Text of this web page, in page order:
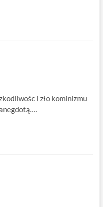
i zło kominizmu